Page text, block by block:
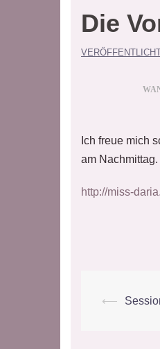
Die
Ich freue mich
am Nachmittag.
http://miss-
⟵